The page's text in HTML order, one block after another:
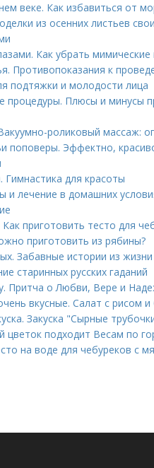
веке. Как избавиться от
из осенних листьев
Как убрать мимические
Противопоказания к
подтяжки и молодости лица
процедуры. Плюсы и минусы
роликовый массаж:
поповеры. Эффектно,
Гимнастика для красоты
и лечение в домашних
приготовить тесто для
приготовить из рябины?
Забавные истории из
старинных русских гаданий
Притча о Любви, Вере и
вкусные. Салат с рисом
Закуска "Сырные
подходит Весам по
на воде для чебуреков с